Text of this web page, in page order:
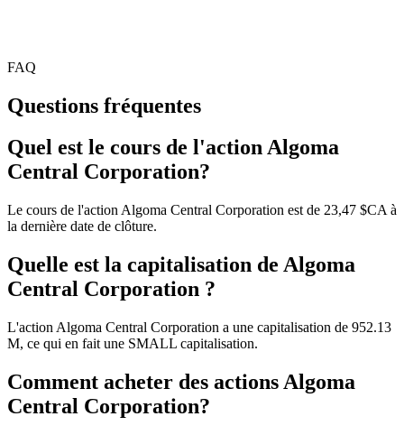
FAQ
Questions fréquentes
Quel est le cours de l'action Algoma
Central Corporation?
Le cours de l'action Algoma Central Corporation est de 23,47 $CA à
la dernière date de clôture.
Quelle est la capitalisation de Algoma
Central Corporation ?
L'action Algoma Central Corporation a une capitalisation de 952.13
M, ce qui en fait une SMALL capitalisation.
Comment acheter des actions Algoma
Central Corporation?